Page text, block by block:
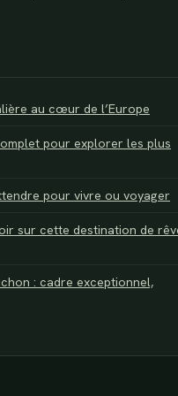
au cœur de l’Europe
pour explorer les plus
pour vivre ou voyager
sur cette destination de
: cadre exceptionnel,